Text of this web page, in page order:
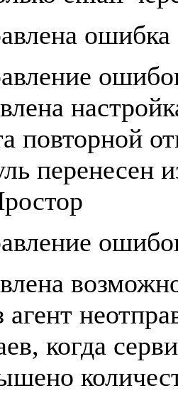
ошибка
повторной
перенесен
агент
когда